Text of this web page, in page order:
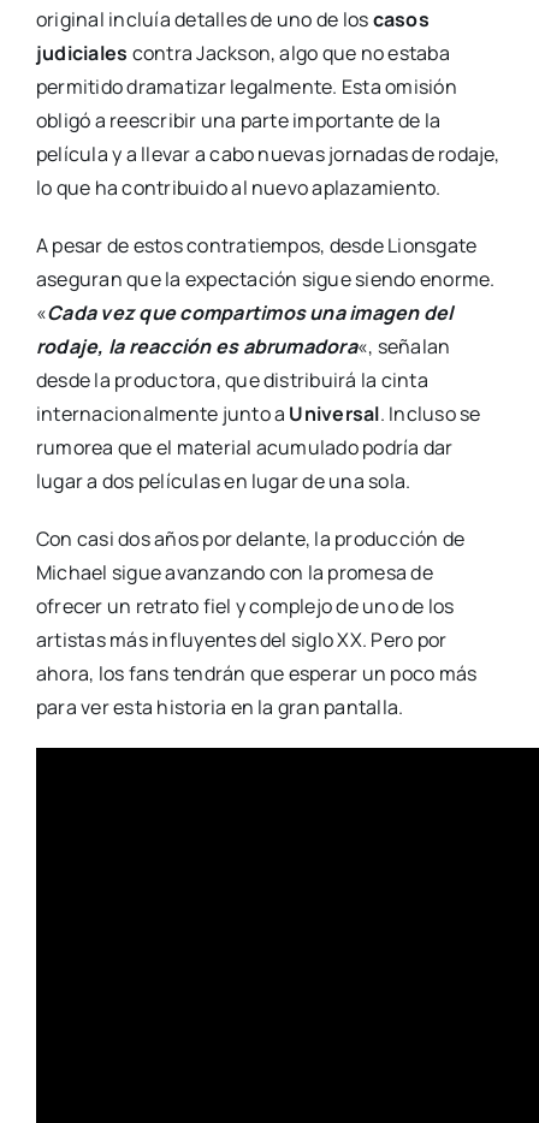
original incluía detalles de uno de loscasos
judiciales contra Jackson, algo que no estaba
permitido dramatizar legalmente. Esta omisión
obligó a reescribir una parte importante de la
película y a llevar a cabo nuevas jornadas de rodaje,
lo que ha contribuido al nuevo aplazamiento.
A pesar de estos contratiempos, desde Lionsgate
aseguran que la expectación sigue siendo enorme.
«Cada vez que compartimos una imagen del
rodaje, la reacción es abrumadora«, señalan
desde la productora, que distribuirá la cinta
internacionalmente junto a Universal. Incluso se
rumorea que el material acumulado podría dar
lugar a dos películas en lugar de una sola.
Con casi dos años por delante, la producción de
Michael sigue avanzando con la promesa de
ofrecer un retrato fiel y complejo de uno de los
artistas más influyentes del siglo XX. Pero por
ahora, los fans tendrán que esperar un poco más
para ver esta historia en la gran pantalla.